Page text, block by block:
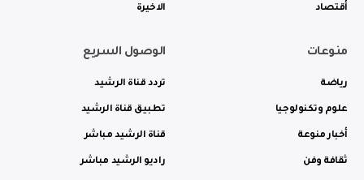
أقتصاد الاخيرة
منوعات
رياضة
علوم وتكنولوجيا
أخبار منوعة
ثقافة وفن
الوصول السريع
تردد قناة الرشيد
تطبيق قناة الرشيد
قناة الرشيد مباشر
راديو الرشيد مباشر